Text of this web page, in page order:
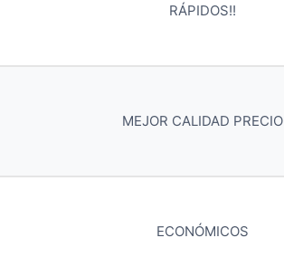
RÁPIDOS!!
MEJOR CALIDAD PRECIO
ECONÓMICOS